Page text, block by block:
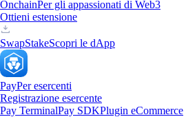
OnchainPer gli appassionati di Web3
Ottieni estensione
SwapStakeScopri le dApp
PayPer esercenti
Registrazione esercente
Pay TerminalPay SDKPlugin eCommerce